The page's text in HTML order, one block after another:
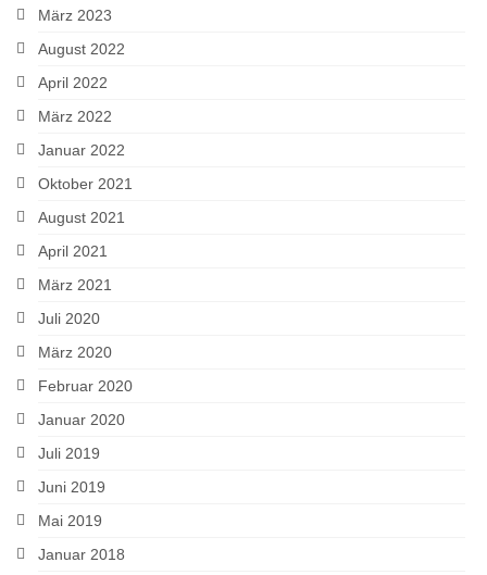
März 2023
August 2022
April 2022
März 2022
Januar 2022
Oktober 2021
August 2021
April 2021
März 2021
Juli 2020
März 2020
Februar 2020
Januar 2020
Juli 2019
Juni 2019
Mai 2019
Januar 2018